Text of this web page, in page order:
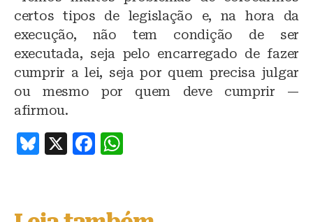
certos tipos de legislação e, na hora da
execução, não tem condição de ser
executada, seja pelo encarregado de fazer
cumprir a lei, seja por quem precisa julgar
ou mesmo por quem deve cumprir —
afirmou.
B
s
X
F
e s